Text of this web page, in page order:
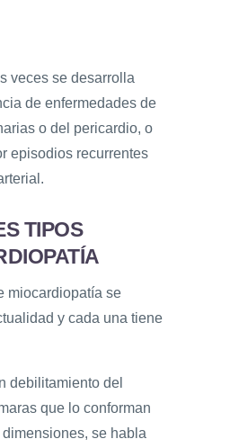
veces se desarrolla
de enfermedades de
o del pericardio, o
episodios recurrentes
TIPOS
miocardiopatía se
y cada una tiene
debilitamiento del
que lo conforman
se habla